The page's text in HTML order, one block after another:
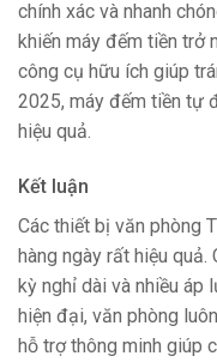
chính xác và nhanh
khiến máy đếm tiền trở
công cụ hữu ích giúp
2025, máy đếm tiền tự
hiệu quả.
Kết luận
Các thiết bị văn phòng
hàng ngày rất hiệu quả.
kỳ nghỉ dài và nhiều áp
hiện đại, văn phòng
hỗ trợ thông minh giúp